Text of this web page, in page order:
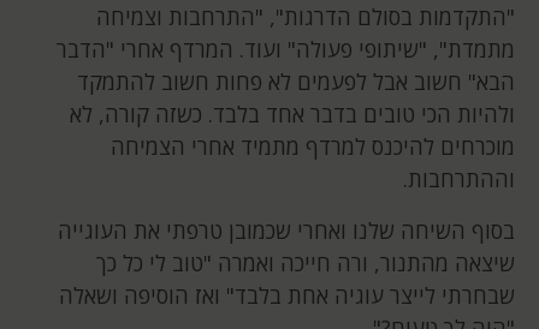
"התקדמות בסולם הדרגות", "התרחבות וצמיחה
מתמדת", "שיתופי פעולה" ועוד. המרדף אחרי "הדבר
הבא" חשוב אבל לפעמים לא פחות חשוב להתמקד
ולהיות הכי טובים בדבר אחד בלבד. כשזה קורה, לא
מוכרחים להיכנס למרדף מתמיד אחרי הצמיחה
וההתרחבות.
בסוף השיחה שלנו ואחרי שכמובן טרפתי את העוגייה
שיצאה מהתנור, ורה חייכה ואמרה "טוב לי כל כך
שבחרתי לייצר עוגיה אחת בלבד" ואז הוסיפה ושאלה